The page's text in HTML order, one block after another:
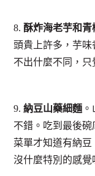
8. 酥炸海老芋和青
頭貴上許多，芋
不出什麼不同，只
9.納豆山藥細麵
不錯。吃到最後
菜單才知道有納豆
沒什麼特別的感覺